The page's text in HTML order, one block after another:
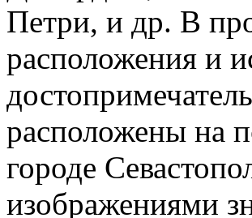
Петри, и др. В
расположения и
расположены на
городе
изображениями